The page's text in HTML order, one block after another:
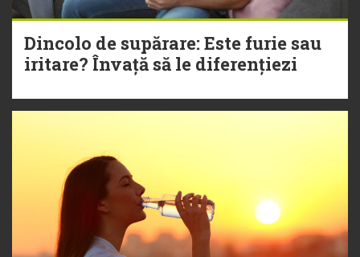
Dincolo de supărare: Este furie sau
iritare? Învață să le diferențiezi